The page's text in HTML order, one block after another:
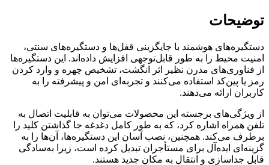
توضیحات
دستگیره‌های هوشمند با جایگزینی قفل‌ها و دستگیره‌های سنتی،
امنیت محیط را به طور قابل‌توجهی افزایش داده‌اند. این دستگیره‌ها
از فناوری‌های مدرن نظیر اثر انگشت، تشخیص چهره و وارد کردن
رمز یا پین‌کد استفاده می‌کنند و تجربه‌ای امن و پیشرفته را به
کاربران ارائه می‌دهند.
از ویژگی‌های برجسته این محصولات می‌توان به قابلیت اتصال به
تلفن همراه اشاره کرد، که به طور کامل دغدغه جا گذاشتن کلید را
برطرف می‌کند. همچنین، نصب آسان این دستگیره‌ها، آن‌ها را به
گزینه‌ای ایده‌آل برای مستأجران تبدیل کرده است، زیرا به‌سادگی
قابل جداسازی و انتقال به مکان جدید هستند.